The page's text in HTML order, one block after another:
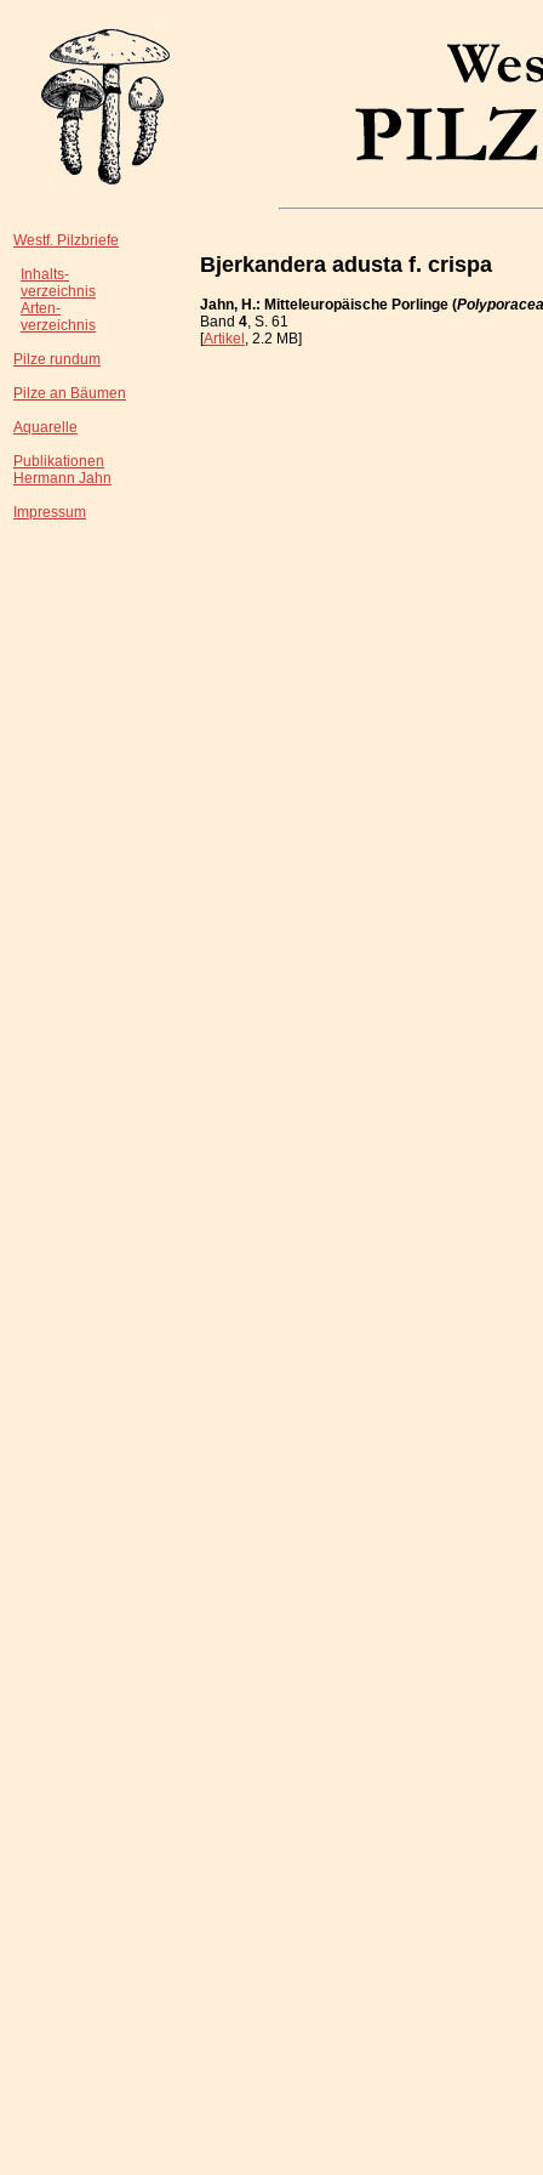
Westf. Pilzbriefe
Inhalts-
verzeichnis
Arten-
verzeichnis
Pilze rundum
Pilze an Bäumen
Aquarelle
Publikationen
Hermann Jahn
Impressum
Bjerkandera adusta f. crispa
Jahn, H.: Mitteleuropäische Porlinge (
Band 4, S. 61
[Artikel, 2.2 MB]